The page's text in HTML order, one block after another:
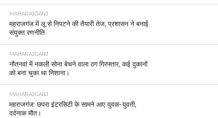
MAHARAJGANJ
महराजगंज में लू से निपटने की तैयारी तेज, प्रशासन ने बनाई
संयुक्त रणनीति
MAHARAJGANJ
नौतनवां में नकली सोना बेचने वाला ठग गिरफ्तार, कई दुकानों
को बना चुका था निशाना।
MAHARAJGANJ
महराजगंज: छपरा इंटरसिटी के सामने आए युवक-युवती,
दर्दनाक मौत।